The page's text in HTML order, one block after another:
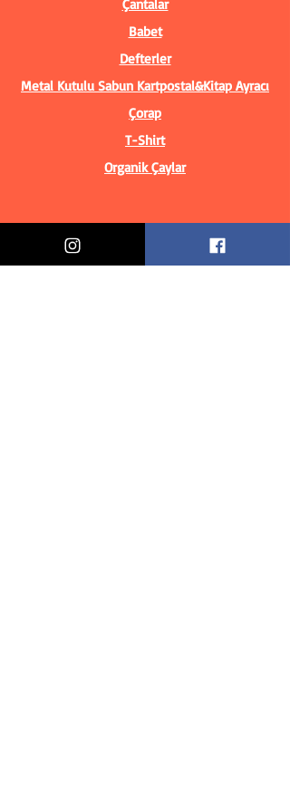
Çantalar
Babet
Defterler
Metal Kutulu Sabun Kartpostal&Kitap Ayracı
Çorap
T-Shirt
Organik Çaylar
Bilgiler